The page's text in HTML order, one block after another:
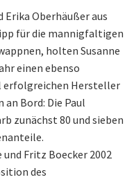
Erika Oberhäußer aus
für die mannigfaltigen
holten Susanne
einen ebenso
Hersteller
Bord: Die Paul
zunächst 80 und sieben
und Fritz Boecker 2002
des